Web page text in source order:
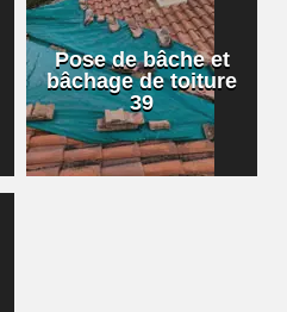
Pose de bâche et
bâchage de toiture
39